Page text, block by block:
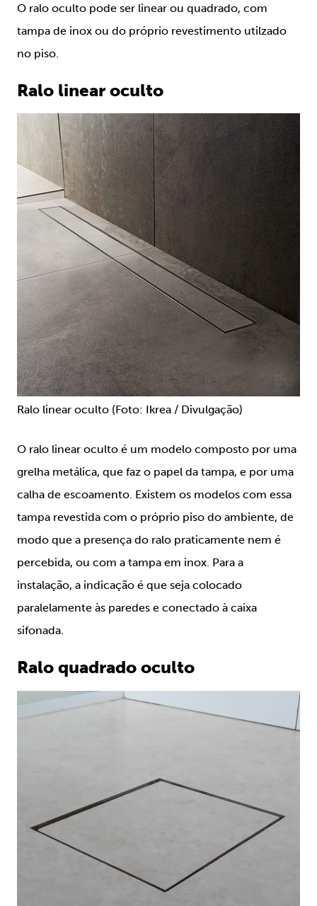
O ralo oculto pode ser linear ou quadrado, com
tampa de inox ou do próprio revestimento utilzado
no piso.
Ralo linear oculto
Ralo linear oculto (Foto: Ikrea / Divulgação)
O ralo linear oculto é um modelo composto por uma
grelha metálica, que faz o papel da tampa, e por uma
calha de escoamento. Existem os modelos com essa
tampa revestida com o próprio piso do ambiente, de
modo que a presença do ralo praticamente nem é
percebida, ou com a tampa em inox. Para a
instalação, a indicação é que seja colocado
paralelamente às paredes e conectado à caixa
sifonada.
Ralo quadrado oculto